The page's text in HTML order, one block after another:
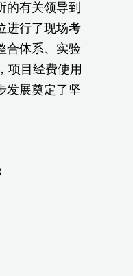
有关领导到
进行了现场考
合体系、实验
项目经费使用
发展奠定了坚